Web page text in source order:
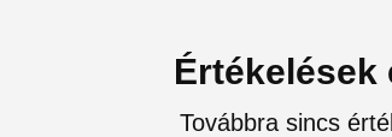
Értékelések
Továbbra sincs